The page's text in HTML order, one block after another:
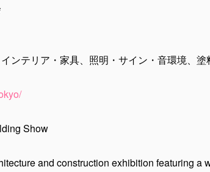
ンテリア・家具、照明・サイン・音環境、
Show
and construction exhibition featuring a